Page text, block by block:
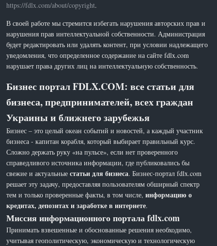
https://fdlx.com/about/copyright.
В своей работе мы стремится избегать нарушения авторских прав и
нарушения прав интеллектуальной собственности. Администрация
будет редактировать или удалять контент, при условии надлежащего
уведомления, что определенное содержание на сайте fdlx.com
нарушает права других лиц на интеллектуальную собственность.
Бизнес портал FDLX.COM: все статьи для
бизнеса, предпринимателей, всех граждан
Украины и ближнего зарубежья
Бизнес – это целый океан событий и новостей, а каждый участник
бизнеса - капитан корабля, который выбирает правильный курс.
Сложно держать руку «на пульсе», если нет проверенного
справедливого источника информации, где публиковались бы
свежие и актуальныестатьи для бизнеса. Бизнес-портал fdlx.com
решает эту задачу, предоставляя пользователям обширный спектр
тем и только проверенные факты, в том числе,информацию о
кредитах, депозитах и заработке в интернете.
Миссия информационного портала fdlx.com
Принимать взвешенные и обоснованные решения необходимо,
учитывая геополитическую, экономическую и технологическую